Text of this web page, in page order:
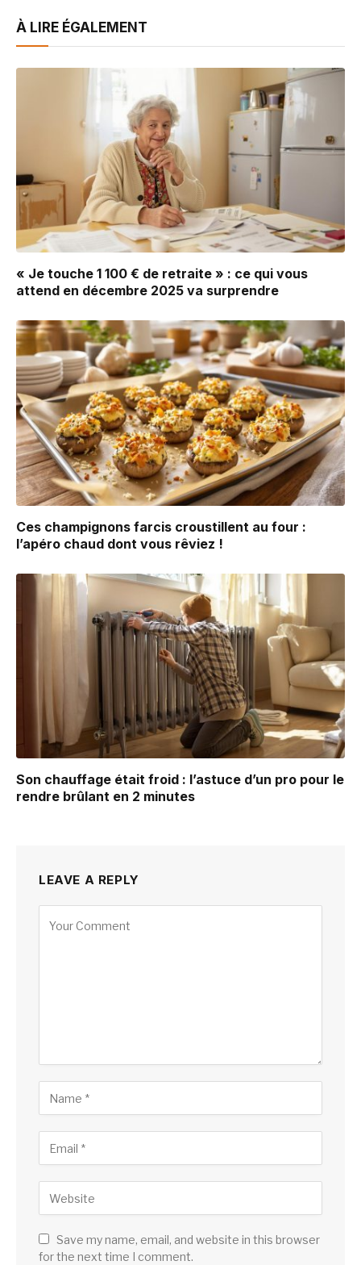
À LIRE ÉGALEMENT
« Je touche 1 100 € de retraite » : ce qui vous
attend en décembre 2025 va surprendre
Ces champignons farcis croustillent au four :
l’apéro chaud dont vous rêviez !
Son chauffage était froid : l’astuce d’un pro pour le
rendre brûlant en 2 minutes
LEAVE A REPLY
Save my name, email, and website in this browser
for the next time I comment.